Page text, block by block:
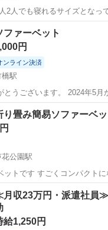
2人でも寝れるサイズとなっ
部屋から運び出す際は、お
れる方を優先させていただ
ベッド
ファーベット
円
ンライン決済
橋駅
とうございます。 2024年5月
じているため処分を決意しまし
した時は、大人2人が一緒に
です。...
竹橋駅
り畳み簡易ソファーベッ
花公園駅
トです すごくコンパクトに
しても使えます。 サイズ（素人採寸御了
り畳み後 横幅95×高さ63×厚み
芦花公園駅 ベッド
収23万円・派遣社員
給1,250円